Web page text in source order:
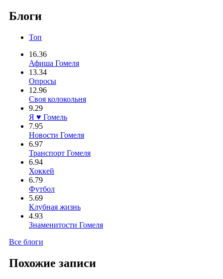
Блоги
Топ
16.36
Афиша Гомеля
13.34
Опросы
12.96
Своя колокольня
9.29
Я ♥ Гомель
7.95
Новости Гомеля
6.97
Транспорт Гомеля
6.94
Хоккей
6.79
Футбол
5.69
Клубная жизнь
4.93
Знаменитости Гомеля
Все блоги
Похожие записи